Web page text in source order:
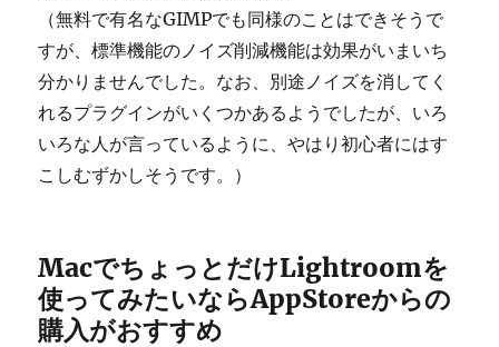
（無料で有名なGIMPでも同様のことはできそうで
すが、標準機能のノイズ削減機能は効果がいまいち
分かりませんでした。なお、別途ノイズを消してく
れるプラグインがいくつかあるようでしたが、いろ
いろな人が言っているように、やはり初心者にはす
こしむずかしそうです。）
MacでちょっとだけLightroomを
使ってみたいならAppStoreからの
購入がおすすめ